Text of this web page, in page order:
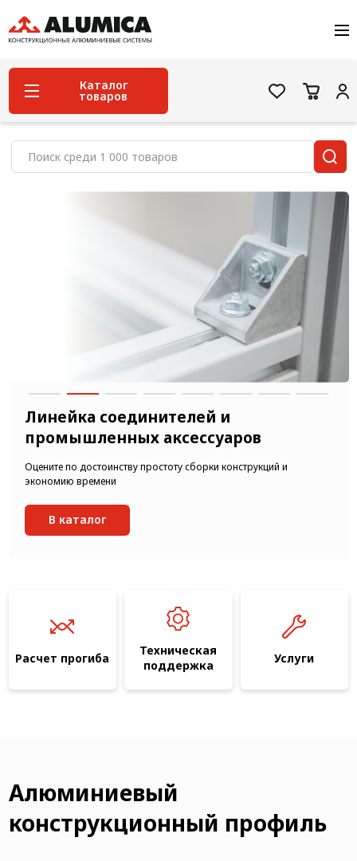
О компании
Услуги
Сервис и поддержка
Проекты
Контакты
Каталог
товаров
Линейка соединителей и
промышленных аксессуаров
Оцените по достоинству простоту сборки конструкций и
экономию времени
В каталог
Расчет прогиба
Техническая
поддержка
Услуги
Алюминиевый
конструкционный профиль